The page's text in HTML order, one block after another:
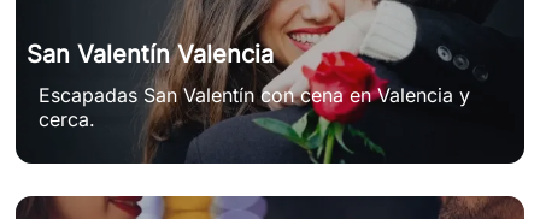
San Valentín Valencia
Escapadas San Valentín con cena en Valencia y
cerca.